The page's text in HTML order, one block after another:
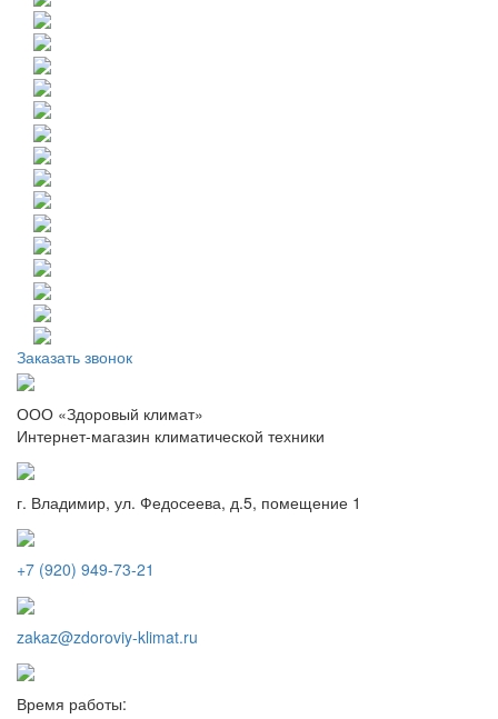
Заказать звонок
ООО «Здоровый климат»
Интернет-магазин климатической техники
г. Владимир, ул. Федосеева, д.5, помещение 1
+7 (920) 949-73-21
zakaz@zdoroviy-klimat.ru
Время работы: